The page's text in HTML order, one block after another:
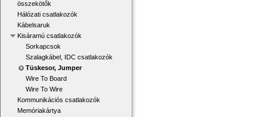
összekötők
Hálózati csatlakozók
Kábelsaruk
Kisáramú csatlakozók
Sorkapcsok
Szalagkábel, IDC csatlakozók
Tüskesor, Jumper
Wire To Board
Wire To Wire
Kommunikációs csatlakozók
Memóriakártya